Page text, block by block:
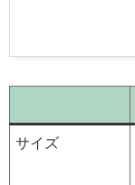
サイズ